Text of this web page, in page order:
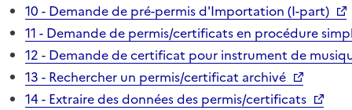
10 - Demande de pré-permis d'Importation (I-part)
11 - Demande de permis/certificats en procédure
12 - Demande de certificat pour instrument de
13 - Rechercher un permis/certificat archivé
14 - Extraire des données des permis/certificats